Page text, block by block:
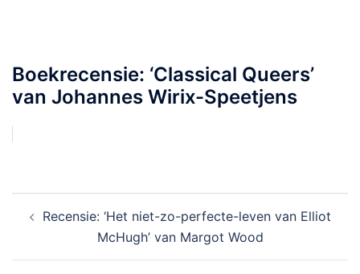
Boekrecensie: ‘Classical Queers’
van Johannes Wirix-Speetjens
navigatie
Recensie: ‘Het niet-zo-perfecte-leven van Elliot
McHugh’ van Margot Wood